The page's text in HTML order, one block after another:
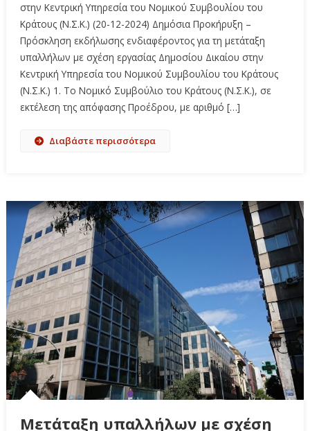
στην Κεντρική Υπηρεσία του Νομικού Συμβουλίου του
Κράτους (Ν.Σ.Κ.) (20-12-2024) Δημόσια Προκήρυξη –
Πρόσκληση εκδήλωσης ενδιαφέροντος για τη μετάταξη
υπαλλήλων με σχέση εργασίας Δημοσίου Δικαίου στην
Κεντρική Υπηρεσία του Νομικού Συμβουλίου του Κράτους
(Ν.Σ.Κ.) 1. Το Νομικό Συμβούλιο του Κράτους (Ν.Σ.Κ.), σε
εκτέλεση της απόφασης Προέδρου, με αριθμό […]
Διαβάστε περισσότερα
Μετάταξη υπαλλήλων με σχέση